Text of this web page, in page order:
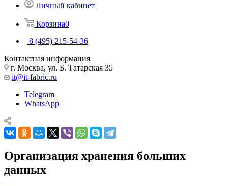
Личный кабинет
Корзина0
8 (495) 215-54-36
Контактная информация
г. Москва, ул. Б. Татарская 35
it@it-fabric.ru
Telegram
WhatsApp
Организация хранения больших
данных